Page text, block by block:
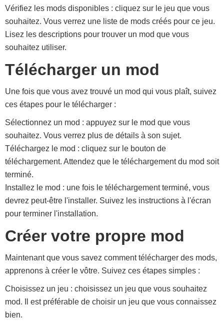
Vérifiez les mods disponibles : cliquez sur le jeu que vous
souhaitez. Vous verrez une liste de mods créés pour ce jeu.
Lisez les descriptions pour trouver un mod que vous
souhaitez utiliser.
Télécharger un mod
Une fois que vous avez trouvé un mod qui vous plaît, suivez
ces étapes pour le télécharger :
Sélectionnez un mod : appuyez sur le mod que vous
souhaitez. Vous verrez plus de détails à son sujet.
Téléchargez le mod : cliquez sur le bouton de
téléchargement. Attendez que le téléchargement du mod soit
terminé.
Installez le mod : une fois le téléchargement terminé, vous
devrez peut-être l'installer. Suivez les instructions à l'écran
pour terminer l'installation.
Créer votre propre mod
Maintenant que vous savez comment télécharger des mods,
apprenons à créer le vôtre. Suivez ces étapes simples :
Choisissez un jeu : choisissez un jeu que vous souhaitez
mod. Il est préférable de choisir un jeu que vous connaissez
bien.